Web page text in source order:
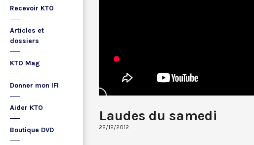
Recevoir KTO
Articles et
dossiers
KTO Mag
Donner mon IFI
Aider KTO
Boutique DVD
Laudes du samedi
22/12/2012